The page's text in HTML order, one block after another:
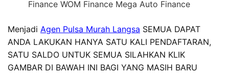
Finance WOM Finance Mega Auto Finance
Menjadi Agen Pulsa Murah Langsa SEMUA DAPAT
ANDA LAKUKAN HANYA SATU KALI PENDAFTARAN,
SATU SALDO UNTUK SEMUA SILAHKAN KLIK
GAMBAR DI BAWAH INI BAGI YANG MASIH BARU